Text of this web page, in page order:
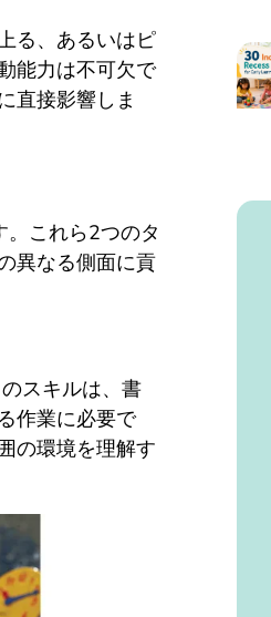
る、あるいはピ
能力は不可欠で
直接影響しま
これら2つのタ
異なる側面に貢
スキルは、書
作業に必要で
の環境を理解す